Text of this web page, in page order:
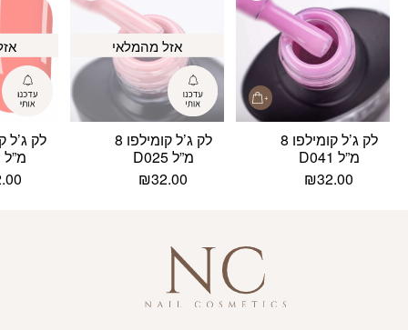
לק ג’ל קומילפו 8
מ”ל D041
₪32.00
אזל מהמלאי
לק ג’ל קומילפו 8
מ”ל D025
₪32.00
מ”ל k022